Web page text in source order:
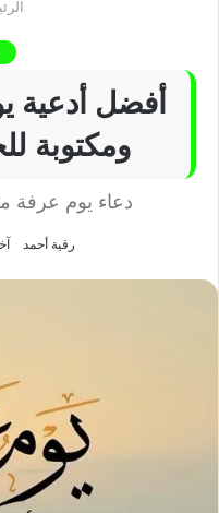
أفضل أدعية
ومكتوبة
دعاء يوم عرفة
رقية أحمد